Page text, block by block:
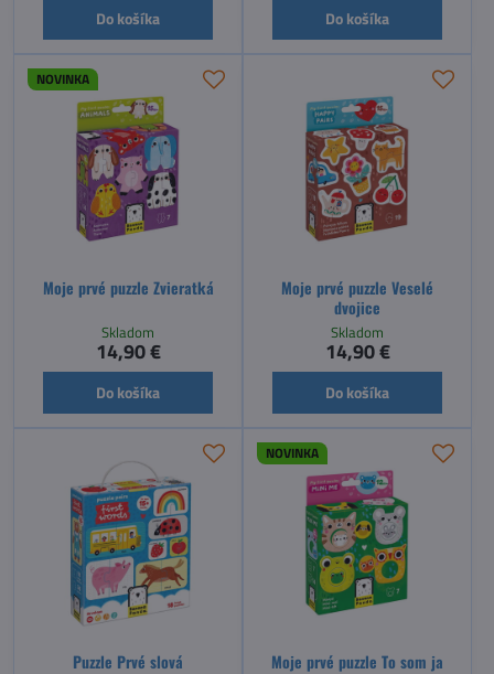
Do košíka Do košíka
NOVINKA
Moje prvé puzzle Zvieratká
Skladom
14,90 €
Do košíka
Moje prvé puzzle Veselé
dvojice
Skladom
14,90 €
Do košíka
Puzzle Prvé slová
NOVINKA
Moje prvé puzzle To som ja